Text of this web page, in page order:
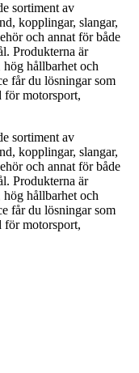
sortiment av
kopplingar, slangar,
och annat för både
Produkterna är
hållbarhet och
får du lösningar som
för motorsport,
sortiment av
kopplingar, slangar,
och annat för både
Produkterna är
hållbarhet och
får du lösningar som
för motorsport,